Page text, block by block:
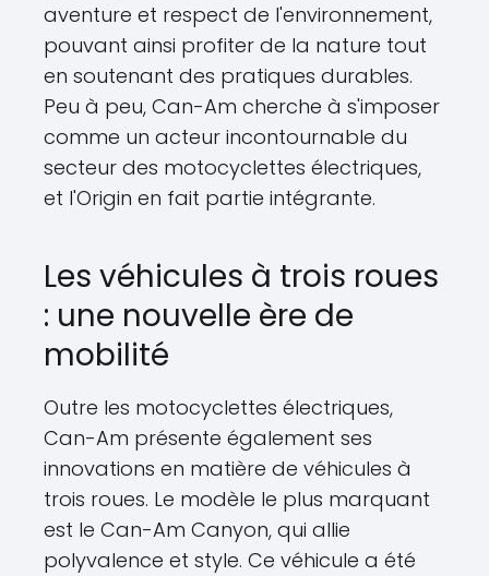
aventure et respect de l'environnement,
pouvant ainsi profiter de la nature tout
en soutenant des pratiques durables.
Peu à peu, Can-Am cherche à s'imposer
comme un acteur incontournable du
secteur des motocyclettes électriques,
et l'Origin en fait partie intégrante.
Les véhicules à trois roues
: une nouvelle ère de
mobilité
Outre les motocyclettes électriques,
Can-Am présente également ses
innovations en matière de véhicules à
trois roues. Le modèle le plus marquant
est le Can-Am Canyon, qui allie
polyvalence et style. Ce véhicule a été